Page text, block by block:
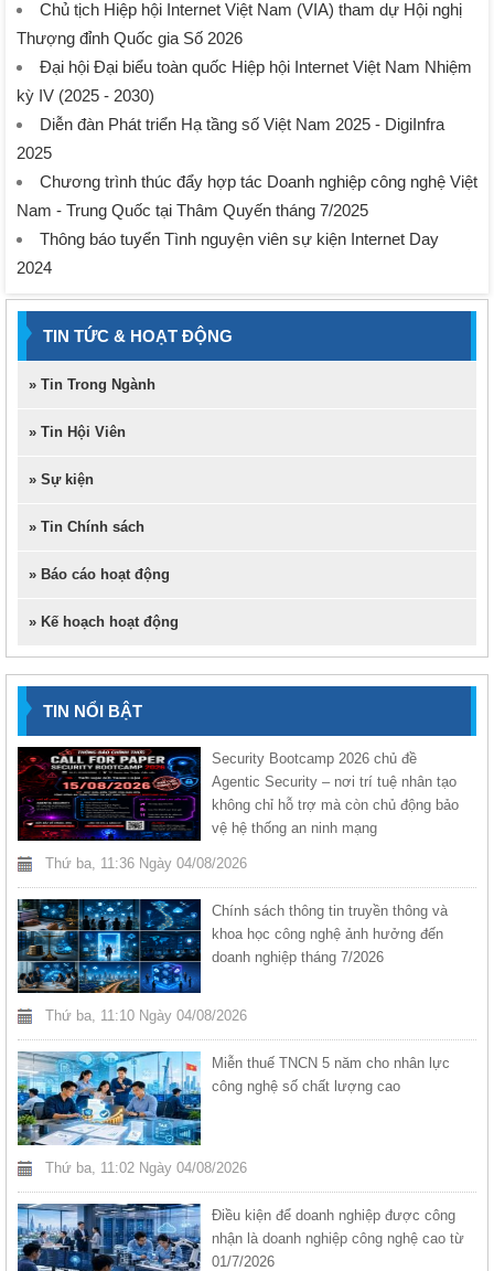
Chủ tịch Hiệp hội Internet Việt Nam (VIA) tham dự Hội nghị
Thượng đỉnh Quốc gia Số 2026
Đại hội Đại biểu toàn quốc Hiệp hội Internet Việt Nam Nhiệm
kỳ IV (2025 - 2030)
Diễn đàn Phát triển Hạ tầng số Việt Nam 2025 - DigiInfra
2025
Chương trình thúc đẩy hợp tác Doanh nghiệp công nghệ Việt
Nam - Trung Quốc tại Thâm Quyến tháng 7/2025
Thông báo tuyển Tình nguyện viên sự kiện Internet Day
2024
TIN TỨC & HOẠT ĐỘNG
» Tin Trong Ngành
» Tin Hội Viên
» Sự kiện
» Tin Chính sách
» Báo cáo hoạt động
» Kế hoạch hoạt động
TIN NỔI BẬT
Security Bootcamp 2026 chủ đề
Agentic Security – nơi trí tuệ nhân tạo
không chỉ hỗ trợ mà còn chủ động bảo
vệ hệ thống an ninh mạng
Thứ ba, 11:36 Ngày 04/08/2026
Chính sách thông tin truyền thông và
khoa học công nghệ ảnh hưởng đến
doanh nghiệp tháng 7/2026
Thứ ba, 11:10 Ngày 04/08/2026
Miễn thuế TNCN 5 năm cho nhân lực
công nghệ số chất lượng cao
Thứ ba, 11:02 Ngày 04/08/2026
Điều kiện để doanh nghiệp được công
nhận là doanh nghiệp công nghệ cao từ
01/7/2026